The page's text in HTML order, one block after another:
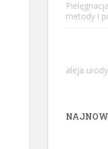
metody i
aleja urody